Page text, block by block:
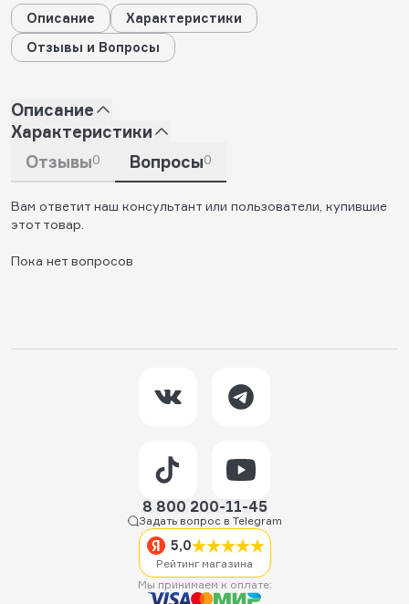
Описание
Характеристики
Отзывы и Вопросы
Описание
Характеристики
Отзывы0 Вопросы0
Вам ответит наш консультант или пользователи, купившие
этот товар.
Пока нет вопросов
8 800 200-11-45
Задать вопрос в Telegram
5,0
Рейтинг магазина
Мы принимаем к оплате: